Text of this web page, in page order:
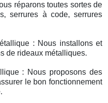
réparons toutes sortes de
serrures à code, serrures
: Nous installons et
de rideaux métalliques.
: Nous proposons des
le bon fonctionnement